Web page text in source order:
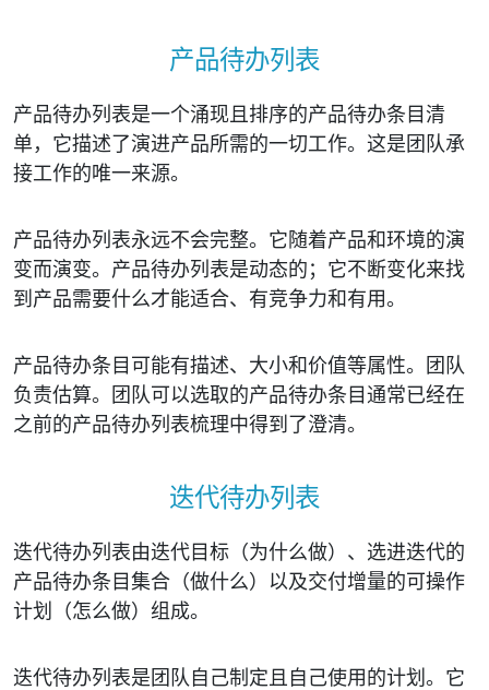
产品待办列表
产品待办列表是一个涌现且排序的产品待办条目清
单，它描述了演进产品所需的一切工作。这是团队承
接工作的唯一来源。
产品待办列表永远不会完整。它随着产品和环境的演
变而演变。产品待办列表是动态的；它不断变化来找
到产品需要什么才能适合、有竞争力和有用。
产品待办条目可能有描述、大小和价值等属性。团队
负责估算。团队可以选取的产品待办条目通常已经在
之前的产品待办列表梳理中得到了澄清。
迭代待办列表
迭代待办列表由迭代目标（为什么做）、选进迭代的
产品待办条目集合（做什么）以及交付增量的可操作
计划（怎么做）组成。
迭代待办列表是团队自己制定且自己使用的计划。它